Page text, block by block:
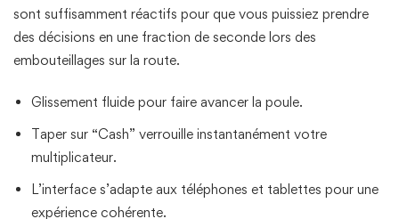
sont suffisamment réactifs pour que vous puissiez prendre
des décisions en une fraction de seconde lors des
embouteillages sur la route.
Glissement fluide pour faire avancer la poule.
Taper sur “Cash” verrouille instantanément votre
multiplicateur.
L’interface s’adapte aux téléphones et tablettes pour une
expérience cohérente.